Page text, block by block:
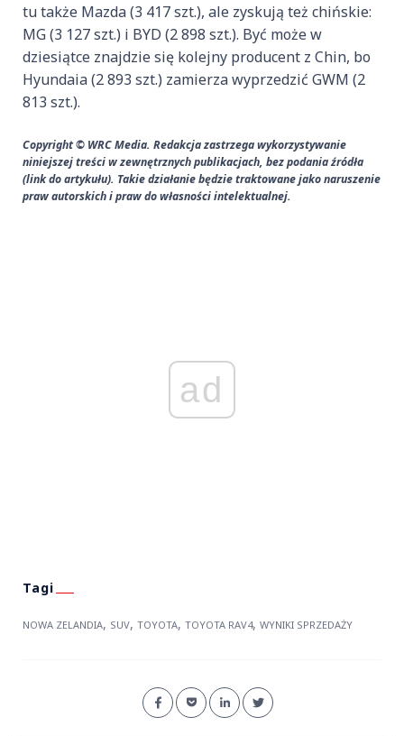
tu także Mazda (3 417 szt.), ale zyskują też chińskie:
MG (3 127 szt.) i BYD (2 898 szt.). Być może w
dziesiątce znajdzie się kolejny producent z Chin, bo
Hyundaia (2 893 szt.) zamierza wyprzedzić GWM (2
813 szt.).
Copyright © WRC Media. Redakcja zastrzega wykorzystywanie
niniejszej treści w zewnętrznych publikacjach, bez podania źródła
(link do artykułu). Takie działanie będzie traktowane jako naruszenie
praw autorskich i praw do własności intelektualnej.
ad
NOWA ZELANDIA, SUV, TOYOTA, TOYOTA RAV4, WYNIKI SPRZEDAŻY